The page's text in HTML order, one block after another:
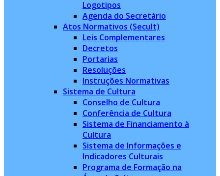
Logotipos
Agenda do Secretário
Atos Normativos (Secult)
Leis Complementares
Decretos
Portarias
Resoluções
Instruções Normativas
Sistema de Cultura
Conselho de Cultura
Conferência de Cultura
Sistema de Financiamento à
Cultura
Sistema de Informações e
Indicadores Culturais
Programa de Formação na